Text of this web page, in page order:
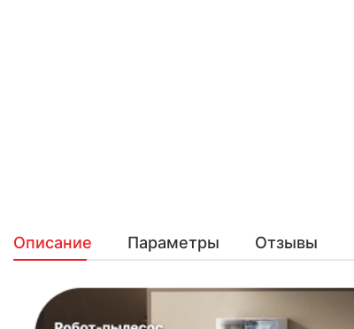
Описание Параметры Отзывы